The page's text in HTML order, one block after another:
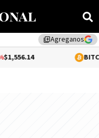
library_addAgreganos
0.06%